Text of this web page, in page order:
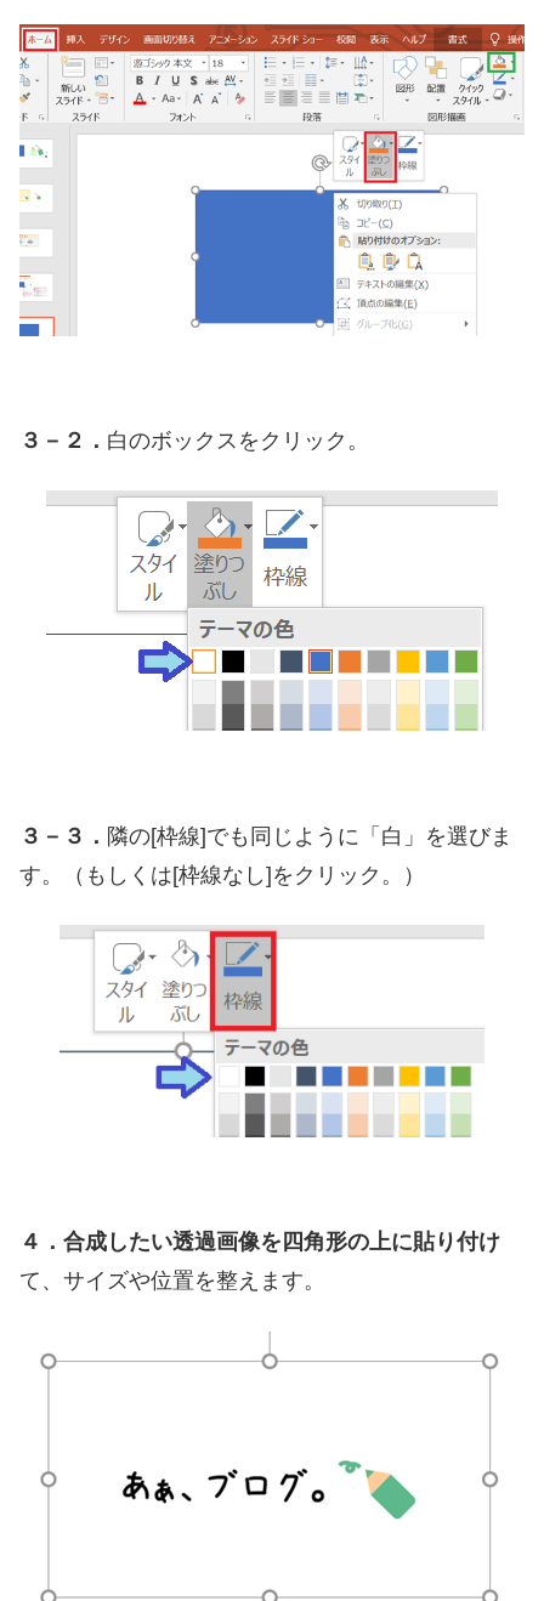
３－２． 白のボックスをクリック。
３－３． 隣の[枠線]でも同じように「白」を選びま
す。（もしくは[枠線なし]をクリック。）
４．合成したい透過画像を四角形の上に貼り付け
て、サイズや位置を整えます。